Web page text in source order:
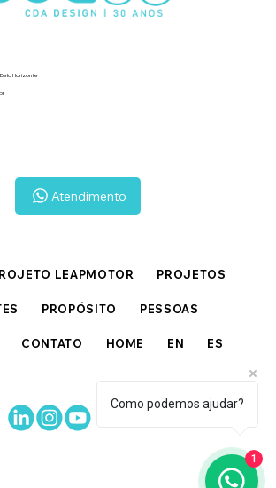
Belo Horizonte
LEAPMOTOR PROJETOS
PROPÓSITO PESSOAS
CONTATO HOME EN ES
Atendimento
Como podemos ajudar?
1